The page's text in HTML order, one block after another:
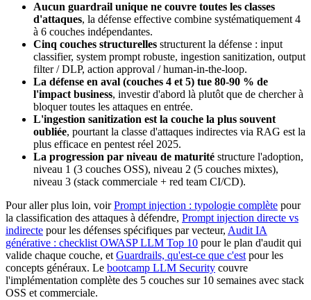
Aucun guardrail unique ne couvre toutes les classes
d'attaques, la défense effective combine systématiquement 4
à 6 couches indépendantes.
Cinq couches structurelles structurent la défense : input
classifier, system prompt robuste, ingestion sanitization, output
filter / DLP, action approval / human-in-the-loop.
La défense en aval (couches 4 et 5) tue 80-90 % de
l'impact business, investir d'abord là plutôt que de chercher à
bloquer toutes les attaques en entrée.
L'ingestion sanitization est la couche la plus souvent
oubliée, pourtant la classe d'attaques indirectes via RAG est la
plus efficace en pentest réel 2025.
La progression par niveau de maturité structure l'adoption,
niveau 1 (3 couches OSS), niveau 2 (5 couches mixtes),
niveau 3 (stack commerciale + red team CI/CD).
Pour aller plus loin, voirPrompt injection : typologie complète pour
la classification des attaques à défendre, Prompt injection directe vs
indirecte pour les défenses spécifiques par vecteur, Audit IA
générative : checklist OWASP LLM Top 10 pour le plan d'audit qui
valide chaque couche, et Guardrails, qu'est-ce que c'est pour les
concepts généraux. Le bootcamp LLM Security couvre
l'implémentation complète des 5 couches sur 10 semaines avec stack
OSS et commerciale.